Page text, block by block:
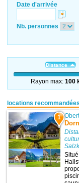
Date d'arrivée
Nb. personnes
Distance
Rayon max:100
locations
1